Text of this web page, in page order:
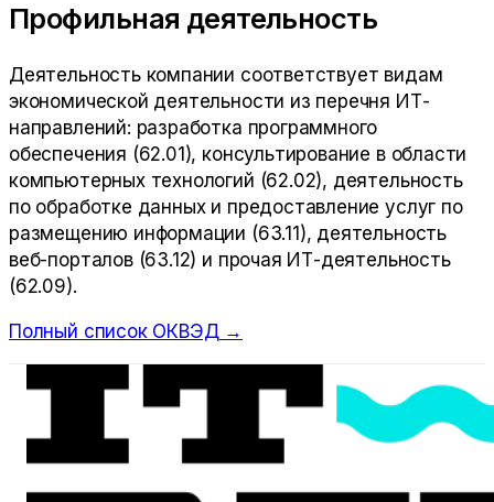
Профильная деятельность
Деятельность компании соответствует видам
экономической деятельности из перечня ИТ-
направлений: разработка программного
обеспечения (62.01), консультирование в области
компьютерных технологий (62.02), деятельность
по обработке данных и предоставление услуг по
размещению информации (63.11), деятельность
веб-порталов (63.12) и прочая ИТ-деятельность
(62.09).
Полный список ОКВЭД →